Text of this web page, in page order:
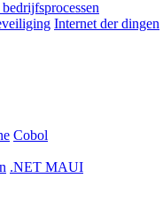
Internet der dingen
Cobol
.NET MAUI